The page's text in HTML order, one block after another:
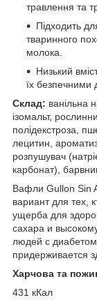
травлення та
Підходить
тваринного
молока.
Низький
їх безпечними
Склад: ванільна
ізомальт,
полідекстроза,
лецитин,
розпушувач
карбонат),
Вафли Gullon Sin
вариант для тех,
ущерба для
сахара и
людей с
придерживается
Харчова та
431 кКал